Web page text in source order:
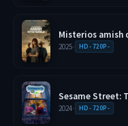
Misterios amish
disfrazadas 2025
2025• HD - 720P -
Sesame Street:
2026 HD 720p
2024• HD - 720P -